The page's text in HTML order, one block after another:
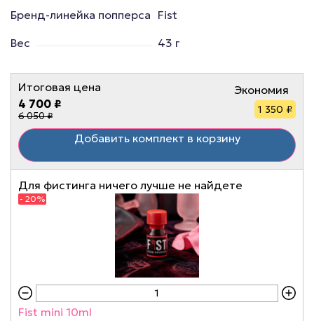
Бренд-линейка попперса Fist
Вес
43 г
Итоговая цена
4 700 ₽
6 050 ₽
Экономия
1 350 ₽
Добавить комплект в корзину
Для фистинга ничего лучше не найдете
- 20%
Fist mini 10ml